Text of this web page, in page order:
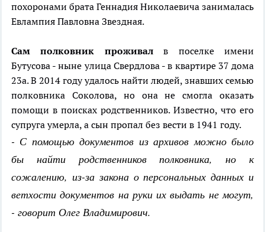
похоронами брата Геннадия Николаевича занималась
Евлампия Павловна Звездная.
Сам полковник проживалв поселке имени
Бутусова - ныне улица Свердлова - в квартире 37 дома
23а. В 2014 году удалось найти людей, знавших семью
полковника Соколова, но она не смогла оказать
помощи в поисках родственников. Известно, что его
супруга умерла, а сын пропал без вести в 1941 году.
- С помощью документов из архивов можно было
бы найти родственников полковника, но к
сожалению, из-за закона о персональных данных и
ветхости документов на руки их выдать не могут,
- говорит Олег Владимирович.